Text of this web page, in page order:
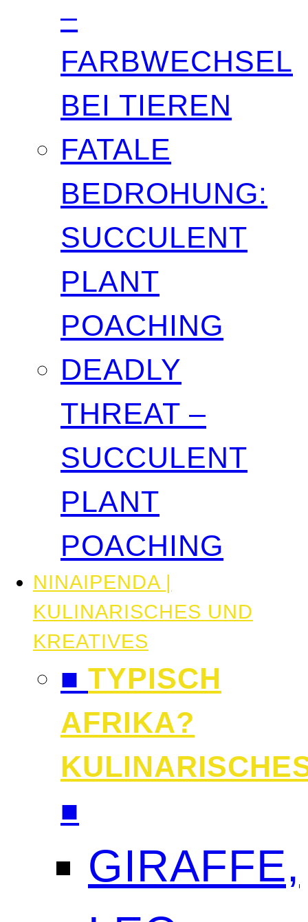
–
FARBWECHSEL
BEI TIEREN
FATALE
BEDROHUNG:
SUCCULENT
PLANT
POACHING
DEADLY
THREAT –
SUCCULENT
PLANT
POACHING
NINAIPENDA |
KULINARISCHES UND
KREATIVES
■ TYPISCH
AFRIKA?
■
GIRAFFE,